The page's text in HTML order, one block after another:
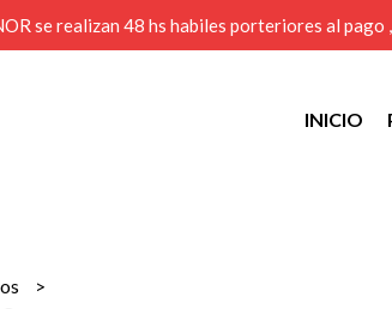
se realizan 48 hs habiles porteriores al
INICIO